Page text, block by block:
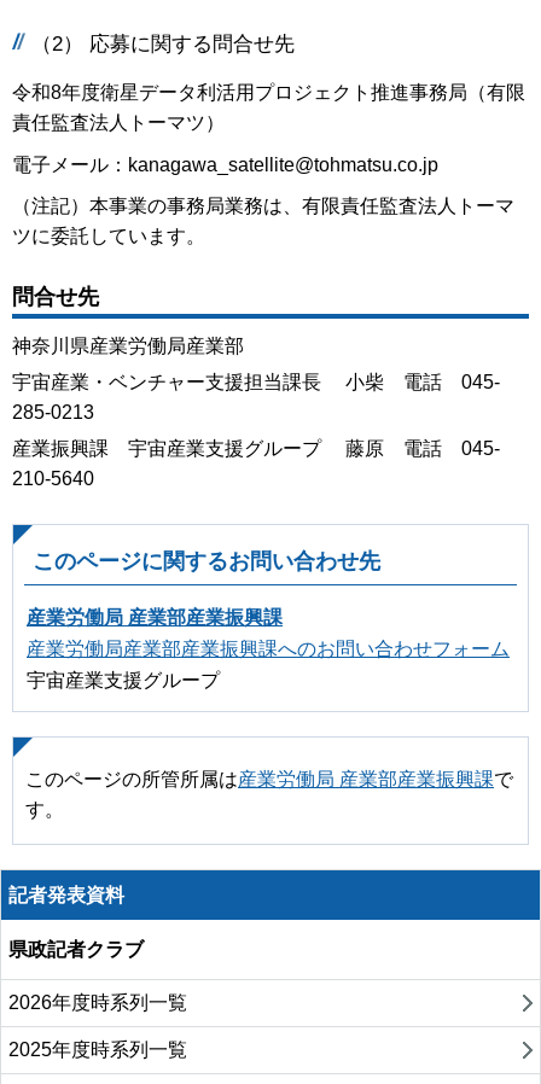
（2） 応募に関する問合せ先
令和8年度衛星データ利活用プロジェクト推進事務局（有限
責任監査法人トーマツ）
電子メール：kanagawa_satellite@tohmatsu.co.jp
（注記）本事業の事務局業務は、有限責任監査法人トーマ
ツに委託しています。
問合せ先
神奈川県産業労働局産業部
宇宙産業・ベンチャー支援担当課長 小柴 電話 045-
285-0213
産業振興課 宇宙産業支援グループ 藤原 電話 045-
210-5640
このページに関するお問い合わせ先
産業労働局 産業部産業振興課
産業労働局産業部産業振興課へのお問い合わせフォーム
宇宙産業支援グループ
このページの所管所属は産業労働局 産業部産業振興課で
す。
記者発表資料
県政記者クラブ
2026年度時系列一覧
2025年度時系列一覧